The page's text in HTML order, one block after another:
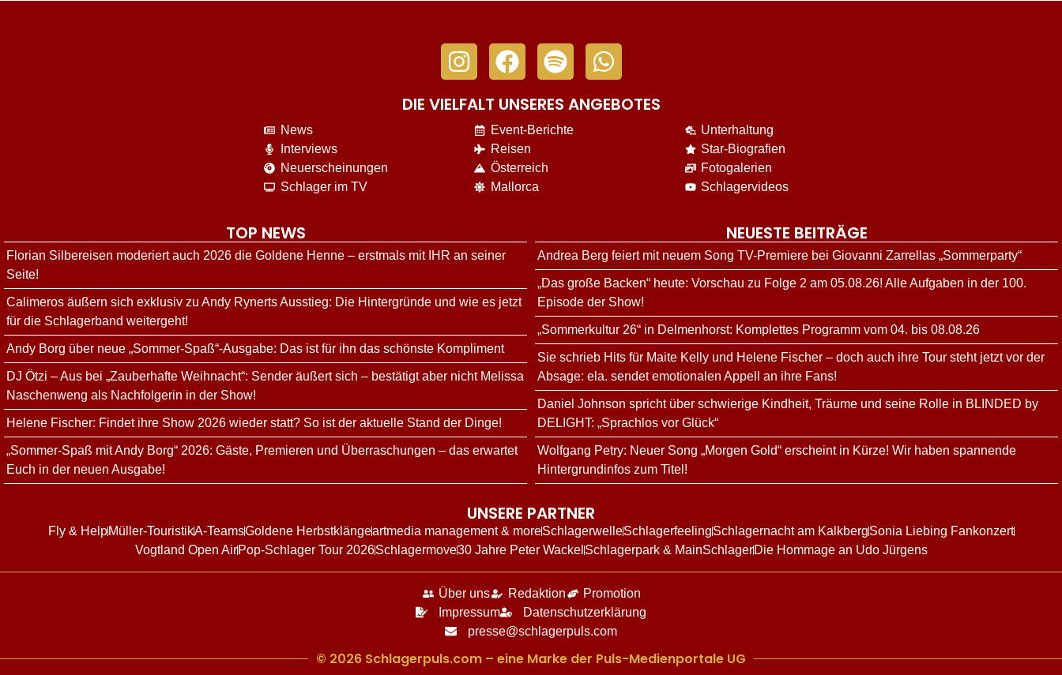
DIE VIELFALT UNSERES ANGEBOTES
News
Interviews
Neuerscheinungen
Schlager im TV
Event-Berichte
Reisen
Österreich
Mallorca
Unterhaltung
Star-Biografien
Fotogalerien
Schlagervideos
TOP NEWS
Florian Silbereisen moderiert auch 2026 die Goldene Henne – erstmals mit IHR an seiner
Seite!
Calimeros äußern sich exklusiv zu Andy Rynerts Ausstieg: Die Hintergründe und wie es jetzt
für die Schlagerband weitergeht!
Andy Borg über neue „Sommer-Spaß“-Ausgabe: Das ist für ihn das schönste Kompliment
DJ Ötzi – Aus bei „Zauberhafte Weihnacht“: Sender äußert sich – bestätigt aber nicht Melissa
Naschenweng als Nachfolgerin in der Show!
Helene Fischer: Findet ihre Show 2026 wieder statt? So ist der aktuelle Stand der Dinge!
„Sommer-Spaß mit Andy Borg“ 2026: Gäste, Premieren und Überraschungen – das erwartet
Euch in der neuen Ausgabe!
NEUESTE BEITRÄGE
Andrea Berg feiert mit neuem Song TV-Premiere bei Giovanni Zarrellas „Sommerparty“
„Das große Backen“ heute: Vorschau zu Folge 2 am 05.08.26! Alle Aufgaben in der 100.
Episode der Show!
„Sommerkultur 26“ in Delmenhorst: Komplettes Programm vom 04. bis 08.08.26
Sie schrieb Hits für Maite Kelly und Helene Fischer – doch auch ihre Tour steht jetzt vor der
Absage: ela. sendet emotionalen Appell an ihre Fans!
Daniel Johnson spricht über schwierige Kindheit, Träume und seine Rolle in BLINDED by
DELIGHT: „Sprachlos vor Glück“
Wolfgang Petry: Neuer Song „Morgen Gold“ erscheint in Kürze! Wir haben spannende
Hintergrundinfos zum Titel!
UNSERE PARTNER
Fly & HelpMüller-TouristikA-TeamsGoldene Herbstklängeartmedia management & moreSchlagerwelleSchlagerfeelingSchlagernacht am KalkbergSonia Liebing Fankonzert
Vogtland Open AirPop-Schlager Tour 2026Schlagermove30 Jahre Peter Wackel Schlagerpark & MainSchlagerDie Hommage an Udo Jürgens
Über uns Redaktion
Promotion
Impressum
Datenschutzerklärung
presse@schlagerpuls.com
© 2026 Schlagerpuls.com – eine Marke der Puls-Medienportale UG​